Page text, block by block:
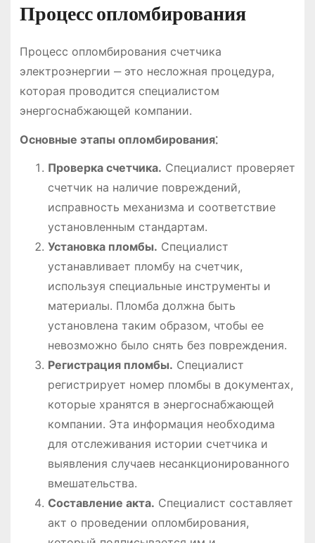
Процесс опломбирования
Процесс опломбирования счетчика
электроэнергии ‒ это несложная процедура,
которая проводится специалистом
энергоснабжающей компании.
Основные этапы опломбирования⁚
Проверка счетчика. Специалист проверяет
счетчик на наличие повреждений,
исправность механизма и соответствие
установленным стандартам.
Установка пломбы. Специалист
устанавливает пломбу на счетчик,
используя специальные инструменты и
материалы. Пломба должна быть
установлена таким образом, чтобы ее
невозможно было снять без повреждения.
Регистрация пломбы. Специалист
регистрирует номер пломбы в документах,
которые хранятся в энергоснабжающей
компании. Эта информация необходима
для отслеживания истории счетчика и
выявления случаев несанкционированного
вмешательства.
Составление акта. Специалист составляет
акт о проведении опломбирования,